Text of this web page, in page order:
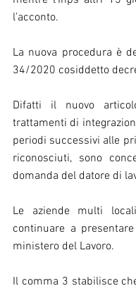
l’acconto.
La nuova procedura è
34/2020 cosiddetto
Difatti il nuovo
trattamenti di
periodi successivi alle
riconosciuti, sono
domanda del datore di
Le aziende multi
continuare a
ministero del Lavoro.
Il comma 3 stabilisce